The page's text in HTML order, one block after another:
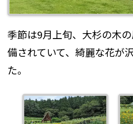
季節は9月上旬、大杉の木
備されていて、綺麗な花が
た。